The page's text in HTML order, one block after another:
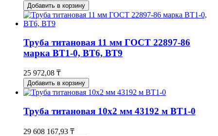
Добавить в корзину
Труба титановая 11 мм ГОСТ 22897-86
марка ВТ1-0, ВТ6, ВТ9
25 972,08 ₸
Добавить в корзину
Труба титановая 10х2 мм 43192 м ВТ1-0
29 608 167,93 ₸